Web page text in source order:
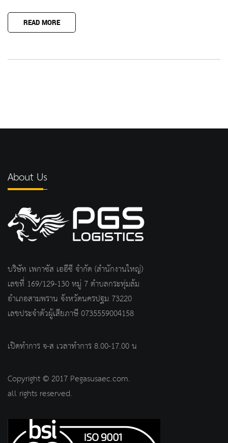
READ MORE
About Us
บริษัท เพกาซัส เออีซี จำกัด (สำนักงานใหญ่)
เลขที่ 169/129-130 หมู่ 7 ตำบลกระทุ่มล้ม
อำเภอสามพราน จังหวัดนครปฐม 73220
เลขประจำตัวผู้เสียภาษี 0735559004158
เปิดทำการ จ-ส เวลาทำการ 8.00-17.00 น
Copyright © 2017 Pegasusaec.com.
all rights reserved.